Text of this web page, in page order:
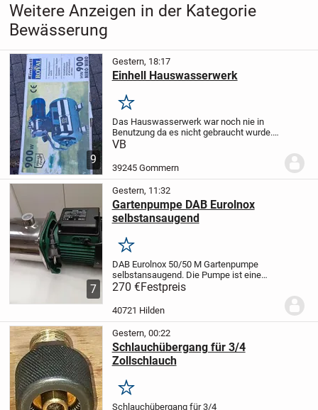
Weitere Anzeigen in der Kategorie
Bewässerung
9
Gestern, 18:17
Einhell Hauswasserwerk
Merken
Das Hauswasserwerk war noch nie in
Benutzung da es nicht gebraucht wurde.
Es stand trocken und originalverpackt im
Der Preis ist Vehandlungssache. ( Wird
bei...
VB
39245 Gommern
7
Gestern, 11:32
Gartenpumpe DAB Eurolnox
selbstansaugend
Merken
DAB Eurolnox 50/50 M Gartenpumpe
selbstansaugend. Die Pumpe ist eine
qualliaktiv sehr hochwertig - sie
sich durch eine hohe Förderleistung und
einen hohen Druckaufbau aus.
270 €Festpreis
40721 Hilden
Gestern, 00:22
Schlauchübergang für 3/4
Zollschlauch
Merken
Schlauchübergang für 3/4